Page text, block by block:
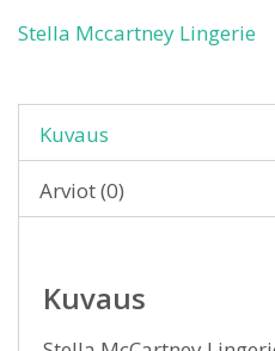
Stella Mccartney Lingerie
Kuvaus
Arviot (0)
Kuvaus